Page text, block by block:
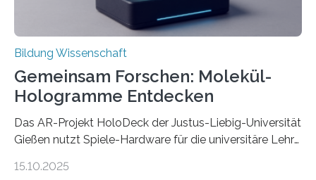
Bildung Wissenschaft
Gemeinsam Forschen: Molekül-
Hologramme Entdecken
Das AR-Projekt HoloDeck der Justus-Liebig-Universität
Gießen nutzt Spiele-Hardware für die universitäre Lehre
bekannte Augmented-Reality-Technologie (AR) hält
15.10.2025